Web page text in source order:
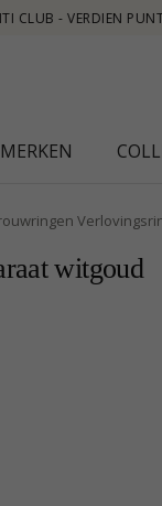
MERKEN
witgoud